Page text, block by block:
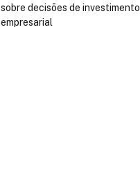
sobre decisões de investimento
empresarial